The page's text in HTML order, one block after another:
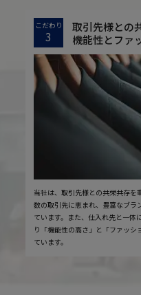
こだわり
3
取引先様との
機能性とファ
当社は、取引先様との共栄共存
数の取引先に恵まれ、豊富なブラ
ています。また、仕入れ先と一体
り「機能性の高さ」と「ファッ
ています。